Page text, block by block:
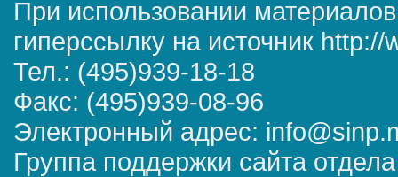
При использовании
гиперссылку на источник
Тел.: (495)939-18-18
Факс: (495)939-08-96
Электронный адрес:
Группа поддержки сайта